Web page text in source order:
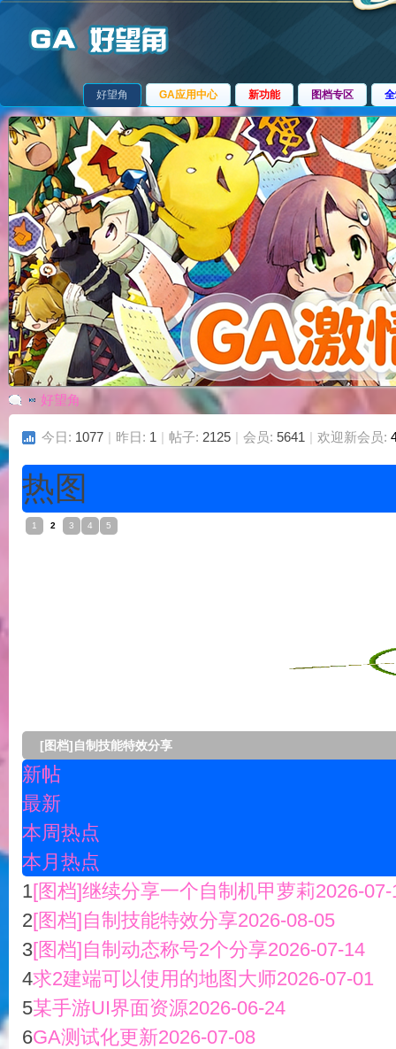
好望角 GA应用中心 新功能 图档专区
»
好望角
今日: 1077 | 昨日: 1 | 帖子: 2125 | 会员: 5641 | 欢迎新会员:
热图
[图档]自制动态称号2个分享
1 2 3 4 5
新帖
最新
本周热点
本月热点
1[图档]继续分享一个自制机甲萝莉2026-07-
2[图档]自制技能特效分享2026-08-05
3[图档]自制动态称号2个分享2026-07-14
4求2建端可以使用的地图大师2026-07-01
5某手游UI界面资源2026-06-24
6GA测试化更新2026-07-08